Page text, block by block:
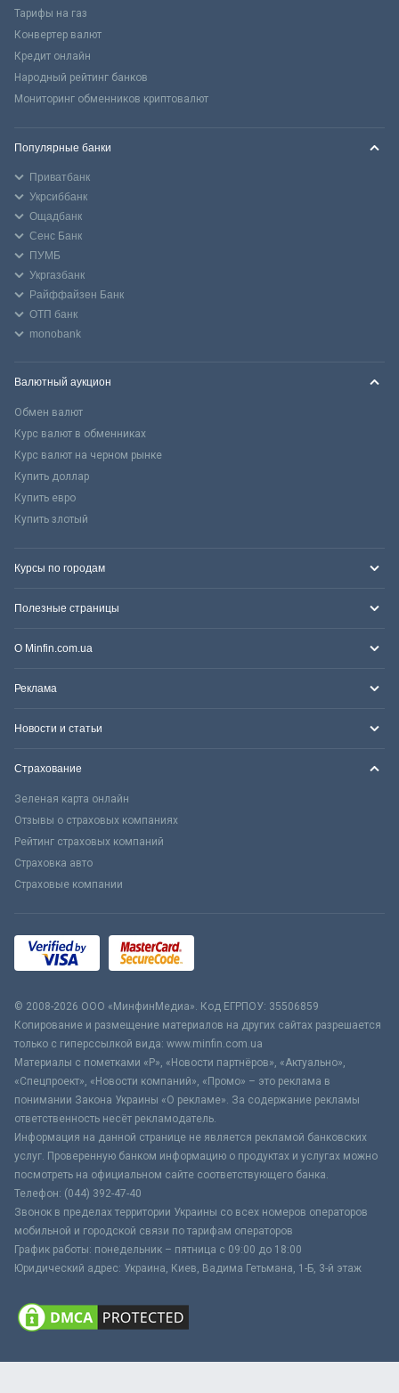
Тарифы на газ
Конвертер валют
Кредит онлайн
Народный рейтинг банков
Мониторинг обменников криптовалют
Популярные банки
Приватбанк
Укрсиббанк
Ощадбанк
Сенс Банк
ПУМБ
Укргазбанк
Райффайзен Банк
ОТП банк
monobank
Валютный аукцион
Обмен валют
Курс валют в обменниках
Курс валют на черном рынке
Купить доллар
Купить евро
Купить злотый
Курсы по городам
Полезные страницы
О Minfin.com.ua
Реклама
Новости и статьи
Страхование
Зеленая карта онлайн
Отзывы о страховых компаниях
Рейтинг страховых компаний
Страховка авто
Страховые компании
© 2008-2026 ООО «МинфинМедиа». Код ЕГРПОУ: 35506859
Копирование и размещение материалов на других сайтах разрешается
только с гиперссылкой вида: www.minfin.com.ua
Материалы с пометками «Р», «Новости партнёров», «Актуально»,
«Спецпроект», «Новости компаний», «Промо» – это реклама в
понимании Закона Украины «О рекламе». За содержание рекламы
ответственность несёт рекламодатель.
Информация на данной странице не является рекламой банковских
услуг. Проверенную банком информацию о продуктах и услугах можно
посмотреть на официальном сайте соответствующего банка.
Телефон: (044) 392-47-40
Звонок в пределах территории Украины со всех номеров операторов
мобильной и городской связи по тарифам операторов
График работы: понедельник – пятница с 09:00 до 18:00
Юридический адрес: Украина, Киев, Вадима Гетьмана, 1-Б, 3-й этаж